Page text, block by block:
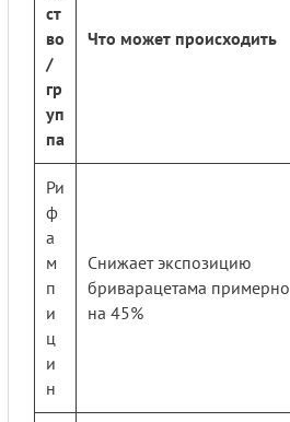
ст
во
/
гр
уп
па
Что может происходить
Ри
ф
а
м
п
и
ц
и
н
Снижает экспозицию
бриварацетама примерно
на 45%